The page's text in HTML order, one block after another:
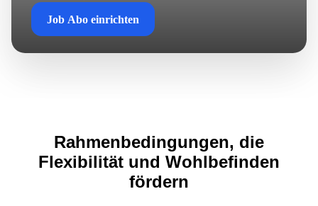
Job Abo einrichten
Rahmenbedingungen, die
Flexibilität und Wohlbefinden
fördern